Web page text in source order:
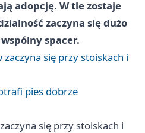
adopcję. W tle zostaje
zaczyna się dużo
spacer.
się przy stoiskach i
pies dobrze
się przy stoiskach i